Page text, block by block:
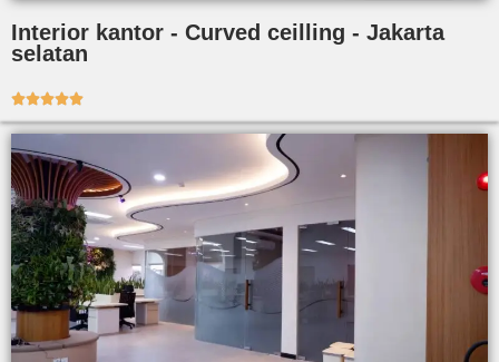
Interior kantor - Curved ceilling - Jakarta
selatan
